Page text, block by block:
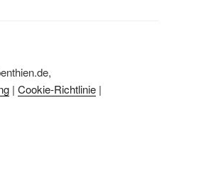
| Cookie-Richtlinie |